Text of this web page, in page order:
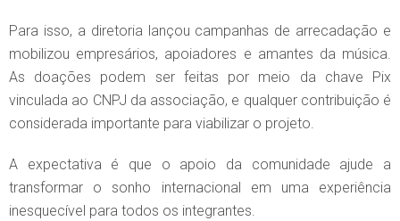
Para isso, a diretoria lançou campanhas de arrecadação e
mobilizou empresários, apoiadores e amantes da música.
As doações podem ser feitas por meio da chave Pix
vinculada ao CNPJ da associação, e qualquer contribuição é
considerada importante para viabilizar o projeto.
A expectativa é que o apoio da comunidade ajude a
transformar o sonho internacional em uma experiência
inesquecível para todos os integrantes.